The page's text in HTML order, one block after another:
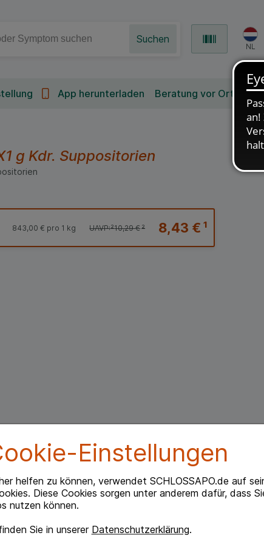
Einstellungen
helfen zu können, verwendet SCHLOSSAPO.de auf
Diese Cookies sorgen unter anderem dafür, dass
nutzen können.
Sie in unserer Datenschutzerklärung.
Suchen
App herunterladen Beratung vor Ort
g Kdr. Suppositorien
8,43 €¹
UAVP:²10,29 €²
843,00 € pro 1 kg